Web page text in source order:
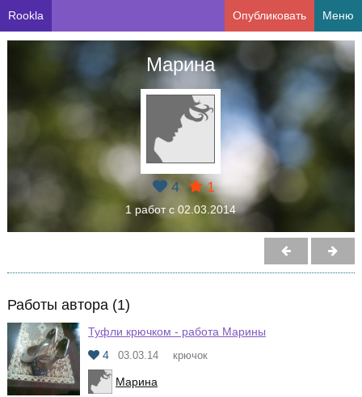
Rookla Опубликовать Меню
Марина
4 1
1 работ с 02.03.2014
Работы автора (1)
Туфли крючком - работа Марины
4
03.03.14 крючок
Марина